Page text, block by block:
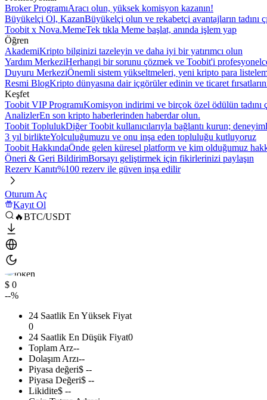
Broker ProgramıAracı olun, yüksek komisyon kazanın!
Büyükelçi Ol, KazanBüyükelçi olun ve rekabetçi avantajların tadını
Toobit x Nova.MemeTek tıkla Meme başlat, anında işlem yap
Öğren
AkademiKripto bilginizi tazeleyin ve daha iyi bir yatırımcı olun
Yardım MerkeziHerhangi bir sorunu çözmek ve Toobit'i
Duyuru MerkeziÖnemli sistem yükseltmeleri, yeni kripto para
Resmi BlogKripto dünyasına dair içgörüler edinin ve ticaret
Keşfet
Toobit VIP ProgramıKomisyon indirimi ve birçok özel ödülün tadını
AnalizlerEn son kripto haberlerinden haberdar olun.
Toobit ToplulukDiğer Toobit kullanıcılarıyla bağlantı kurun;
3 yıl birlikteYolculuğumuzu ve onu inşa eden topluluğu kutluyoruz
Toobit HakkındaÖnde gelen küresel platform ve kim olduğumuz
Öneri & Geri BildirimBorsayı geliştirmek için fikirlerinizi paylaşın
Rezerv Kanıtı%100 rezerv ile güven inşa edilir
Oturum Aç
Kayıt Ol
🔥BTC/USDT
$ 0
--%
24 Saatlik En Yüksek Fiyat
0
24 Saatlik En Düşük Fiyat0
Toplam Arz--
Dolaşım Arzı--
Piyasa değeri$ --
Piyasa Değeri$ --
Likidite$ --